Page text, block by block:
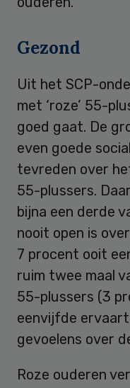
Gezond
Uit het SCP-
met ‘roze’ 55-
goed gaat. De
even goede
tevreden over
55-plussers.
bijna een derde
nooit open is
7 procent ooit
ruim twee maal
55-plussers (3
eenvijfde
gevoelens over
Roze ouderen